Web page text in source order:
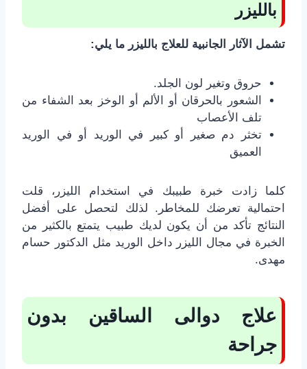
بالليزر
تشمل الآثار الجانبية للعلاج بالليزر ما يلي:
حروق وتغير لون الجلد.
الشعور بالحرقان أو الألم أو الوخز بعد الشفاء من
تلف الأعصاب
تخثر دم صغير أو كبير في الوريد أو في الوريد
العميق
كلما زادت خبرة طبيبك في استخدام الليزر، قلت
احتمالية تعرضك للمخاطر. لذلك لتحصل على أفضل
النتائج تأكد من أن يكون لديك طبيب يتمتع بالكثير من
الخبرة في مجال الليزر داخل الوريد مثل الدكتور حسام
مهدى.
علاج دوالى الساقين بدون
جراحة